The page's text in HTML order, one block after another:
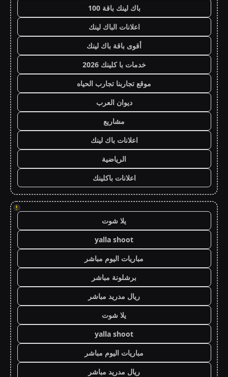
باك لينك باقة 100
اعلانات الباك لينك
أقوى باقة باك لينك
خدمات با كلينك 2026
موقع تجاربنا تجارب الحياه
ديوان العرب
مشاريع
اعلانات باك لينك
الرياضية
اعلانات باكلينك
!
يلا شوت
yalla shoot
مباريات اليوم مباشر
برشلونة مباشر
ريال مدريد مباشر
يلا شوت
yalla shoot
مباريات اليوم مباشر
ريال مدريد مباشر